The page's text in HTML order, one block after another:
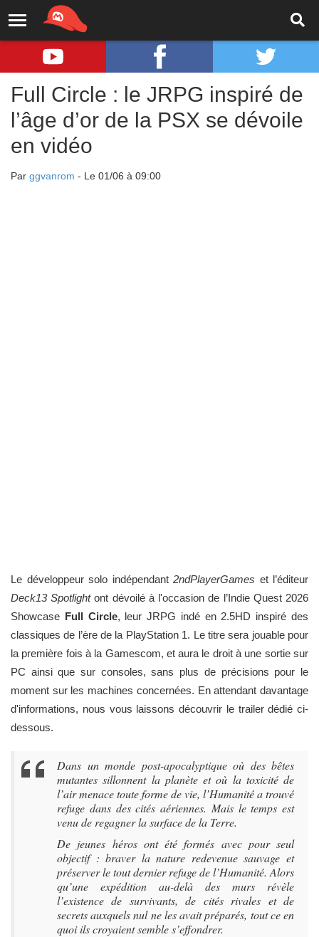
Full Circle : le JRPG inspiré de
l’âge d’or de la PSX se dévoile
en vidéo
Par ggvanrom - Le 01/06 à 09:00
Le développeur solo indépendant 2ndPlayerGames et l’éditeur
Deck13 Spotlightont dévoilé à l'occasion de l’Indie Quest 2026
Showcase Full Circle, leur JRPG indé en 2.5HD inspiré des
classiques de l’ère de la PlayStation 1. Le titre sera jouable pour
la première fois à la Gamescom, et aura le droit à une sortie sur
PC ainsi que sur consoles, sans plus de précisions pour le
moment sur les machines concernées. En attendant davantage
d'informations, nous vous laissons découvrir le trailer dédié ci-
dessous.
Dans un monde post-apocalyptique où des bêtes
mutantes sillonnent la planète et où la toxicité de
l’air menace toute forme de vie, l’Humanité a trouvé
refuge dans des cités aériennes. Mais le temps est
venu de regagner la surface de la Terre.
De jeunes héros ont été formés avec pour seul
objectif : braver la nature redevenue sauvage et
préserver le tout dernier refuge de l’Humanité. Alors
qu’une expédition au-delà des murs révèle
l’existence de survivants, de cités rivales et de
secrets auxquels nul ne les avait préparés, tout ce en
quoi ils croyaient semble s’effondrer.